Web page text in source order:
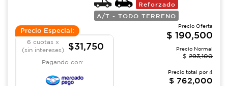
Reforzado
A/T - TODO TERRENO
Precio Especial:
6 cuotas x
(sin intereses)
$31,750
Pagando con:
Precio Oferta
$ 190,500
Precio Normal
$ 293,100
Precio total por 4
$ 762,000